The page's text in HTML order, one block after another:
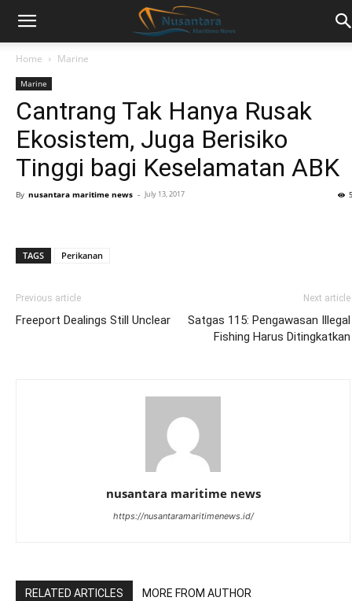
Home Marine
Marine
Cantrang Tak Hanya Rusak
Ekosistem, Juga Berisiko
Tinggi bagi Keselamatan ABK
By nusantara maritime news - July 13, 2017
TAGS Perikanan
Previous article
Freeport Dealings Still Unclear
Next article
Satgas 115: Pengawasan Illegal
Fishing Harus Ditingkatkan
nusantara maritime news
https://nusantaramaritimenews.id/
RELATED ARTICLES MORE FROM AUTHOR